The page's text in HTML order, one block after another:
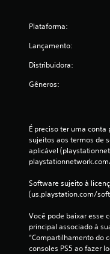
Plataforma:
Lançamento:
Distribuidora:
Gêneros:
É preciso ter uma
sujeitos aos termos de
aplicável
Software sujeito à
(us.playstation.com/
Você pode baixar esse
principal associado à
“Compartilhamento do
consoles PS5 ao fazer